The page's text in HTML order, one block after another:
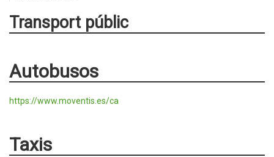
Transport públic
Autobusos
https://www.moventis.es/ca
Taxis